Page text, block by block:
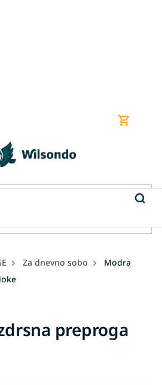
Za dnevno sobo
Modra
preproga